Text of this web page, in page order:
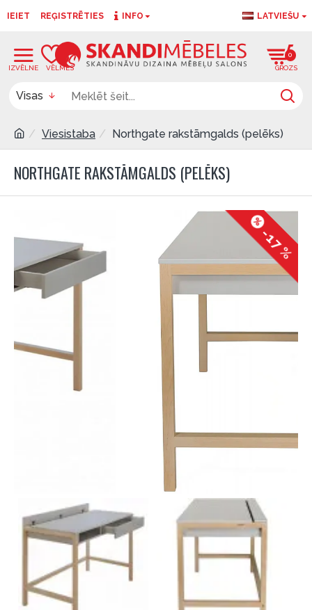
IEIET REĢISTRĒTIES INFO LATVIEŠU
0
Visas
Viesistaba Northgate rakstāmgalds (pelēks)
NORTHGATE RAKSTĀMGALDS (PELĒKS)
-17 %